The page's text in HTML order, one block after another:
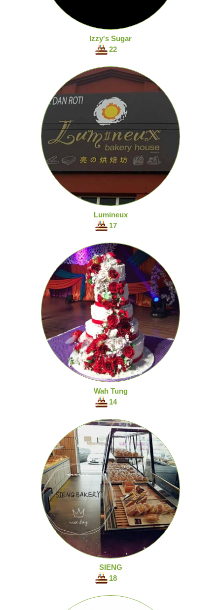
Izzy's Sugar
22
Lumineux
17
Wah Tung
14
SIENG
18